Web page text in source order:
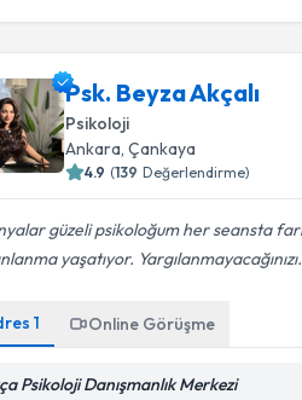
Psk. Beyza Akçalı
Psikoloji
Ankara, Çankaya
4.9 (139 Değerlendirme)
güzeli psikoloğum her seansta
yaşatıyor.
1 Online Görüşme
Psikoloji Danışmanlık Merkezi